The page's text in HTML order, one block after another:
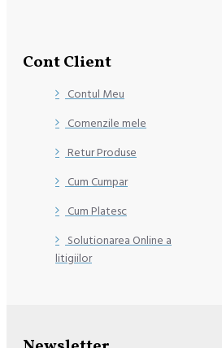
Cont Client
Contul Meu
Comenzile mele
Retur Produse
Cum Cumpar
Cum Platesc
Solutionarea Online a
litigiilor